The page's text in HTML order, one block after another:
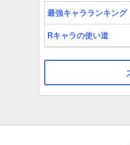
最強キャラランキング
Rキャラの使い道